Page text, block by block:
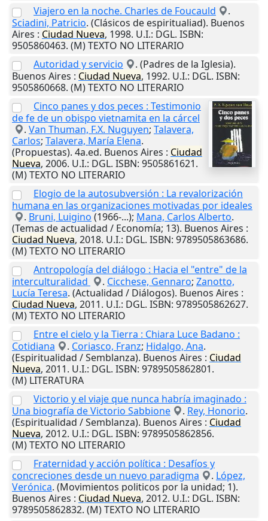
Viajero en la noche. Charles de Foucauld
.
Sciadini, Patricio. (Clásicos de espiritualiad). Buenos
Aires : Ciudad Nueva, 1998. U.I.: DGL. ISBN:
9505860463. (M) TEXTO NO LITERARIO
Autoridad y servicio
. (Padres de la Iglesia).
Buenos Aires : Ciudad Nueva, 1992. U.I.: DGL. ISBN:
9505860668. (M) TEXTO NO LITERARIO
Cinco panes y dos peces : Testimonio
de fe de un obispo vietnamita en la cárcel
. Van Thuman, F.X. Nuguyen; Talavera,
Carlos; Talavera, María Elena.
(Propuestas). 4a.ed. Buenos Aires : Ciudad
Nueva, 2006. U.I.: DGL. ISBN: 9505861621.
(M) TEXTO NO LITERARIO
Elogio de la autosubversión : La revalorización
humana en las organizaciones motivadas por ideales
. Bruni, Luigino (1966-...); Mana, Carlos Alberto.
(Temas de actualidad / Economía; 13). Buenos Aires :
Ciudad Nueva, 2018. U.I.: DGL. ISBN: 9789505863686.
(M) TEXTO NO LITERARIO
Antropología del diálogo : Hacia el "entre" de la
interculturalidad
. Cicchese, Gennaro; Zanotto,
Lucía Teresa. (Actualidad / Diálogos). Buenos Aires :
Ciudad Nueva, 2011. U.I.: DGL. ISBN: 9789505862627.
(M) TEXTO NO LITERARIO
Entre el cielo y la Tierra : Chiara Luce Badano :
Cotidiana
. Coriasco, Franz; Hidalgo, Ana.
(Espiritualidad / Semblanza). Buenos Aires : Ciudad
Nueva, 2011. U.I.: DGL. ISBN: 9789505862801.
(M) LITERATURA
Victorio y el viaje que nunca habría imaginado :
Una biografía de Victorio Sabbione
. Rey, Honorio.
(Espiritualidad / Semblanza). Buenos Aires : Ciudad
Nueva, 2012. U.I.: DGL. ISBN: 9789505862856.
(M) TEXTO NO LITERARIO
Fraternidad y acción política : Desafíos y
concreciones desde un nuevo paradigma
. López,
Verónica. (Movimientos politicos por la unidad; 1).
Buenos Aires : Ciudad Nueva, 2012. U.I.: DGL. ISBN:
9789505862832. (M) TEXTO NO LITERARIO